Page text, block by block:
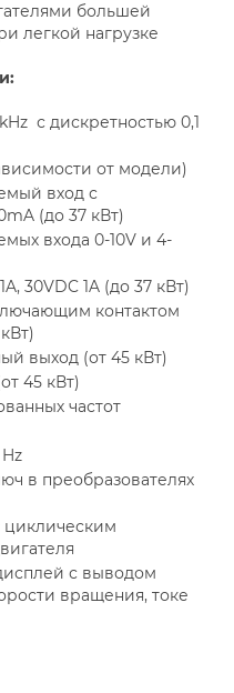
большей
легкой нагрузке
с дискретностью 0,1
от модели)
вход с
(до 37 кВт)
входа 0-10V и 4-
30VDC 1A (до 37 кВт)
контактом
выход (от 45 кВт)
45 кВт)
частот
в преобразователях
циклическим
с выводом
вращения, токе